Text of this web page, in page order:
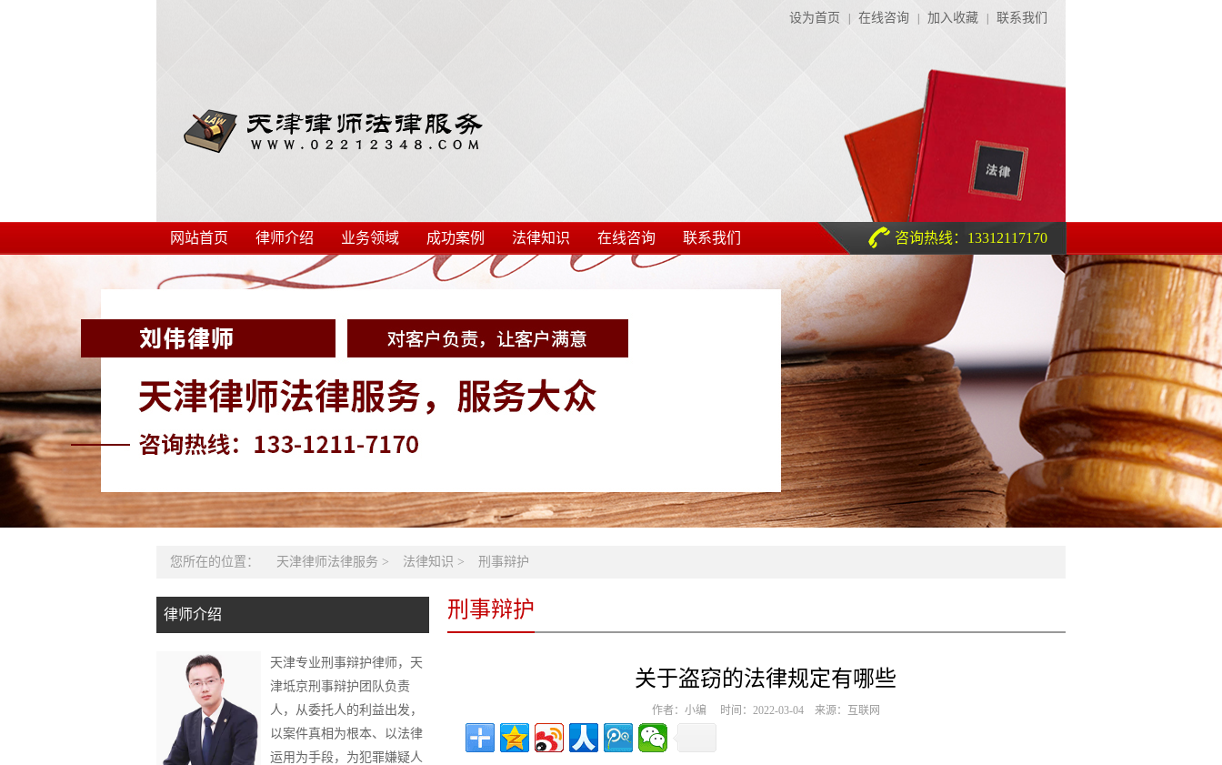
设为首页 在线咨询 加入收藏 联系我们
网站首页 律师介绍 业务领域 成功案例 法律知识 在线咨询 联系我们 咨询热线：13312117170
您所在的位置： 天津律师法律服务 > 法律知识 > 刑事辩护
律师介绍
天津专业刑事辩护律师，天
津坻京刑事辩护团队负责
人，从委托人的利益出发，
以案件真相为根本、以法律
运用为手段，为犯罪嫌疑人
刑事辩护
关于盗窃的法律规定有哪些
作者：小编 时间：2022-03-04 来源：互联网